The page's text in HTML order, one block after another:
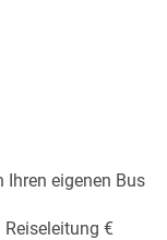
Ihren eigenen Bus
€